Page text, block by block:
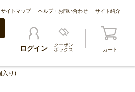
サイトマップ ヘルプ・お問い合わせ サイト紹介
ログイン
クーポン
ボックス
カート
入り)